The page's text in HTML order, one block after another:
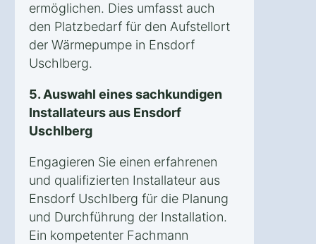
ermöglichen. Dies umfasst auch
den Platzbedarf für den Aufstellort
der Wärmepumpe in Ensdorf
Uschlberg.
5. Auswahl eines sachkundigen
Installateurs aus Ensdorf
Uschlberg
Engagieren Sie einen erfahrenen
und qualifizierten Installateur aus
Ensdorf Uschlberg für die Planung
und Durchführung der Installation.
Ein kompetenter Fachmann